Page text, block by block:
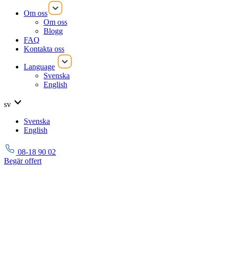
Om oss
Om oss
Blogg
FAQ
Kontakta oss
Language
Svenska
English
sv
Svenska
English
08-18 90 02
Begäroffert